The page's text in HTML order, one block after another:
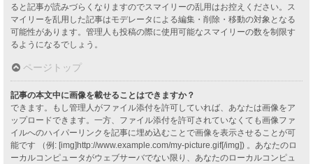
ると記事が読みづらくなりますのでスマイリーの乱用はお控えください。ス
マイリーを乱用した記事はモデレータによる編集・削除・移動の対象となる
可能性があります。管理人も投稿の際に使用可能なスマイリーの数を制限す
るようになるでしょう。
ページトップ
記事の本文中に画像を載せることはできますか？
できます。もし管理人がファイル添付を許可していれば、あなたは画像をア
ップロードできます。一方、ファイル添付を許可されていなくても画像ファ
イルへのハイパーリンクを記事に埋め込むことで画像を表示させることが可
能です （例: [img]http://www.example.com/my-picture.gif[/img]) 。あなたのロ
ーカルコンピュータがウェブサーバでない限り、あなたのローカルコンピュ